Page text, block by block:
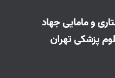
و مامایی جهاد
پزشکی تهران